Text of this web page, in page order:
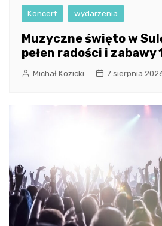
Koncert wydarzenia
Muzyczne święto w
pełen radości i zabawy
Michał Kozicki 7 sierpnia